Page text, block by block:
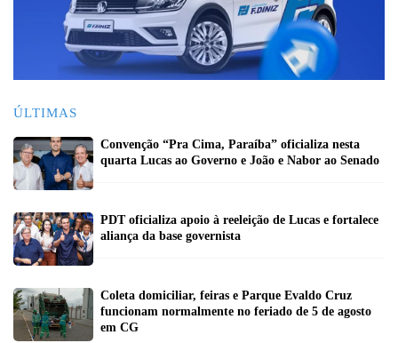
ÚLTIMAS
Convenção “Pra Cima, Paraíba” oficializa nesta
quarta Lucas ao Governo e João e Nabor ao Senado
PDT oficializa apoio à reeleição de Lucas e fortalece
aliança da base governista
Coleta domiciliar, feiras e Parque Evaldo Cruz
funcionam normalmente no feriado de 5 de agosto
em CG